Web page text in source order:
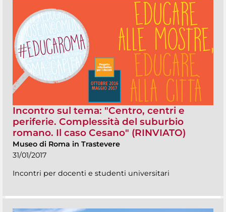
Incontro sul tema: "Centro, centri e
periferie. Complessità del suburbio
romano. Il caso Cesano" (RINVIATO)
Museo di Roma in Trastevere
31/01/2017
Incontri per docenti e studenti universitari